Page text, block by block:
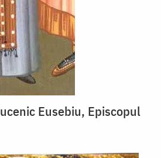
Eusebiu, Episcopul